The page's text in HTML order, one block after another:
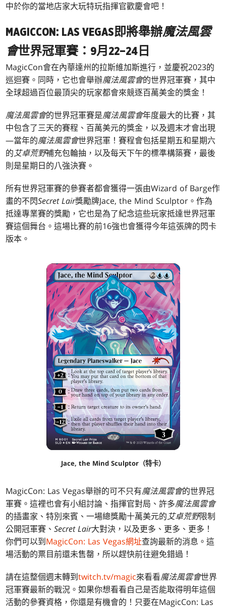
中於你的當地店家大玩特玩指揮官歡慶會吧！
MAGICCON: LAS VEGAS即將舉辦魔法風雲
會世界冠軍賽：9月22–24日
MagicCon會在內華達州的拉斯維加斯進行，並慶祝2023的
巡迴賽。同時，它也會舉辦魔法風雲會的世界冠軍賽，其中
全球超過百位最頂尖的玩家都會來競逐百萬美金的獎金！
魔法風雲會的世界冠軍賽是魔法風雲會年度最大的比賽，其
中包含了三天的賽程、百萬美元的獎金，以及週末才會出現
—當年的魔法風雲會世界冠軍！賽程會包括星期五和星期六
的艾卓荒野補充包輪抽，以及每天下午的標準構築賽，最後
則是星期日的八強決賽。
所有世界冠軍賽的參賽者都會獲得一張由Wizard of Barge作
畫的不閃Secret Lair獎勵牌Jace, the Mind Sculptor。作為
抵達專業賽的獎勵，它也是為了紀念這些玩家抵達世界冠軍
賽這個舞台。這場比賽的前16強也會獲得今年這張牌的閃卡
版本。
Jace, the Mind Sculptor（特卡）
MagicCon: Las Vegas舉辦的可不只有魔法風雲會的世界冠
軍賽。這裡也會有小組討論、指揮官對局、許多魔法風雲會
的插畫家、特別來賓、一場總獎勵十萬美元的艾卓荒野限制
公開冠軍賽、Secret Lair大對決，以及更多、更多、更多！
你們可以到MagicCon: Las Vegas網址查詢最新的消息。這
場活動的票目前還未售罄，所以趕快前往避免錯過！
請在這整個週末轉到twitch.tv/magic來看看魔法風雲會世界
冠軍賽最新的戰況。如果你想看看自己是否能取得明年這個
活動的參賽資格，你還是有機會的！只要在MagicCon: Las